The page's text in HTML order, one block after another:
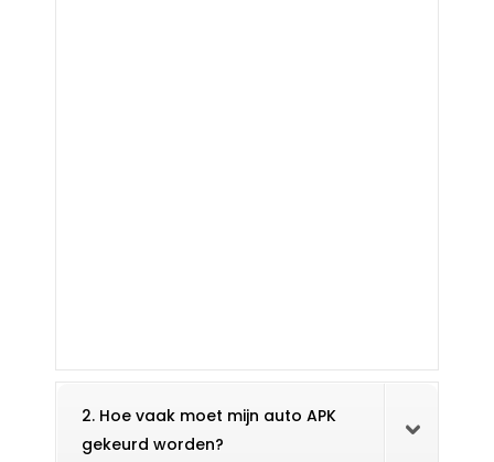
2. Hoe vaak moet mijn auto APK
gekeurd worden?